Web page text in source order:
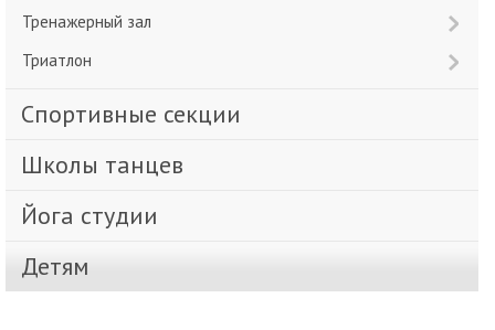
Тренажерный зал
Триатлон
Спортивные секции
Школы танцев
Йога студии
Детям